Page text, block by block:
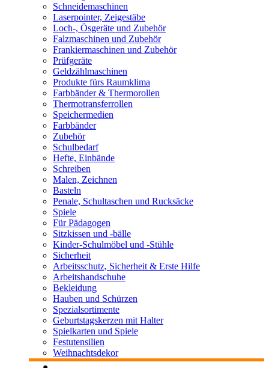
Schneidemaschinen
Laserpointer, Zeigestäbe
Loch-, Ösgeräte und Zubehör
Falzmaschinen und Zubehör
Frankiermaschinen und Zubehör
Prüfgeräte
Geldzählmaschinen
Produkte fürs Raumklima
Farbbänder & Thermorollen
Thermotransferrollen
Speichermedien
Farbbänder
Zubehör
Schulbedarf
Hefte, Einbände
Schreiben
Malen, Zeichnen
Basteln
Penale, Schultaschen und Rucksäcke
Spiele
Für Pädagogen
Sitzkissen und -bälle
Kinder-Schulmöbel und -Stühle
Sicherheit
Arbeitsschutz, Sicherheit & Erste Hilfe
Arbeitshandschuhe
Bekleidung
Hauben und Schürzen
Spezialsortimente
Geburtstagskerzen mit Halter
Spielkarten und Spiele
Festutensilien
Weihnachtsdekor